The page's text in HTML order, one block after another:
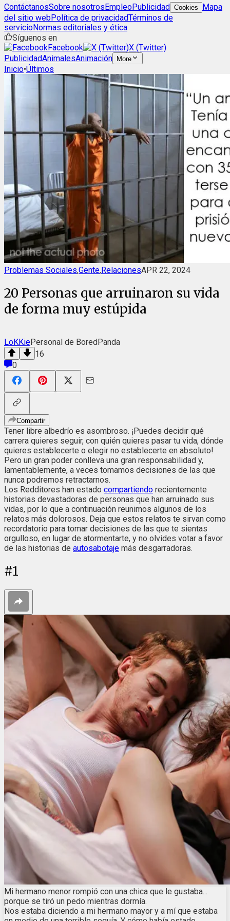
ContáctanosSobre nosotrosEmpleoPublicidad Cookies
Mapa
del sitio webPolítica de privacidadTérminos de
servicioNormas editoriales y ética
Síguenos en
Facebook
X (Twitter)
PublicidadAnimalesAnimación More
Inicio•Últimos
Problemas Sociales,Gente,RelacionesAPR 22, 2024
20 Personas que arruinaron su vida
de forma muy estúpida
LoKKiePersonal de BoredPanda
16
0
Compartir
Tener libre albedrío es asombroso. ¡Puedes decidir qué
carrera quieres seguir, con quién quieres pasar tu vida, dónde
quieres establecerte o elegir no establecerte en absoluto!
Pero un gran poder conlleva una gran responsabilidad y,
lamentablemente, a veces tomamos decisiones de las que
nunca podremos retractarnos.
Los Redditores han estado compartiendo recientemente
historias devastadoras de personas que han arruinado sus
vidas, por lo que a continuación reunimos algunos de los
relatos más dolorosos. Deja que estos relatos te sirvan como
recordatorio para tomar decisiones de las que te sientas
orgulloso, en lugar de atormentarte, y no olvides votar a favor
de las historias de autosabotaje más desgarradoras.
#1
Mi hermano menor rompió con una chica que le gustaba...
porque se tiró un pedo mientras dormía.
Nos estaba diciendo a mi hermano mayor y a mí que estaba